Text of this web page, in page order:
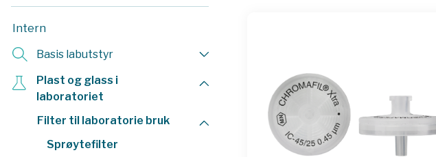
Intern
Basis labutstyr
Plast og glass i
laboratoriet
Filter til laboratorie bruk
Sprøytefilter